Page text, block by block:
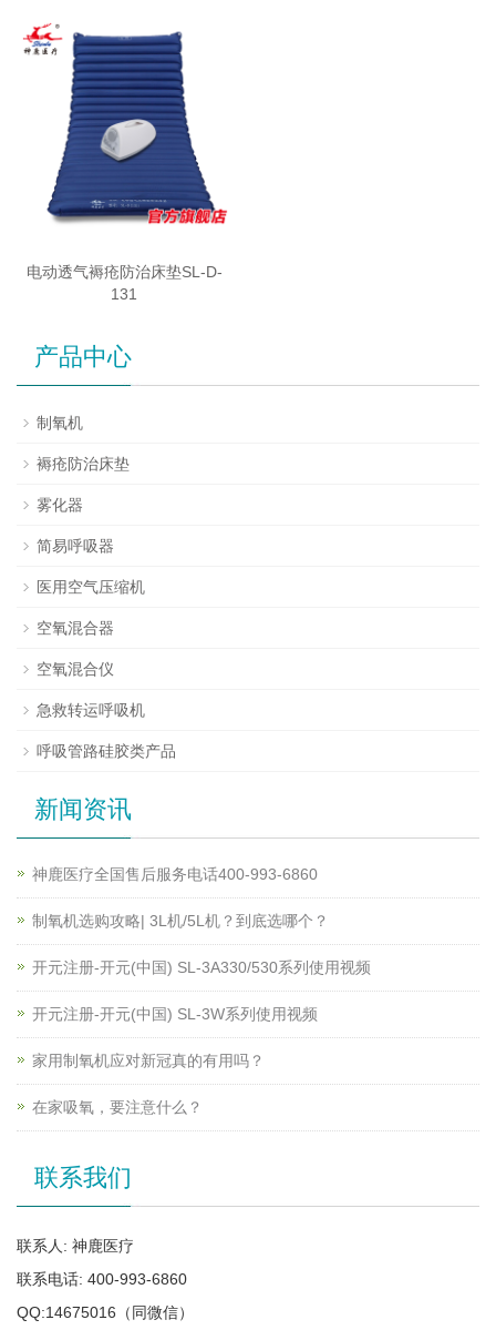
电动透气褥疮防治床垫SL-D-
131
产品中心
制氧机
褥疮防治床垫
雾化器
简易呼吸器
医用空气压缩机
空氧混合器
空氧混合仪
急救转运呼吸机
呼吸管路硅胶类产品
新闻资讯
神鹿医疗全国售后服务电话400-993-6860
制氧机选购攻略| 3L机/5L机？到底选哪个？
开元注册-开元(中国) SL-3A330/530系列使用视频
开元注册-开元(中国) SL-3W系列使用视频
家用制氧机应对新冠真的有用吗？
在家吸氧，要注意什么？
联系我们
联系人: 神鹿医疗
联系电话: 400-993-6860
QQ:14675016（同微信）